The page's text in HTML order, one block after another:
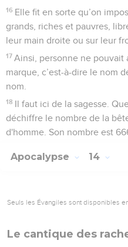
16 Elle fit en sorte qu’on
grands, riches et pauvres,
leur main droite ou sur leur
17 Ainsi, personne ne pouvait
marque, c’est-à-dire le nom
nom.
18 Il faut ici de la sagesse.
déchiffre le nombre de la
d'homme. Son nombre est
Apocalypse 14
Seuls les Évangiles sont disponibles
Le cantique des